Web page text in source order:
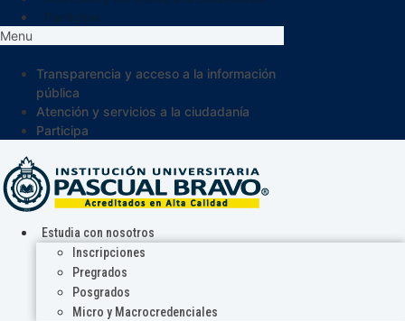
Menu
Transparencia y acceso a la información
pública
Atención y servicios a la ciudadanía
Participa
Estudia con nosotros
Inscripciones
Pregrados
Posgrados
Micro y Macrocredenciales